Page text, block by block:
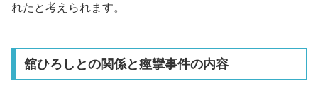
れたと考えられます。
舘ひろしとの関係と痙攣事件の内容